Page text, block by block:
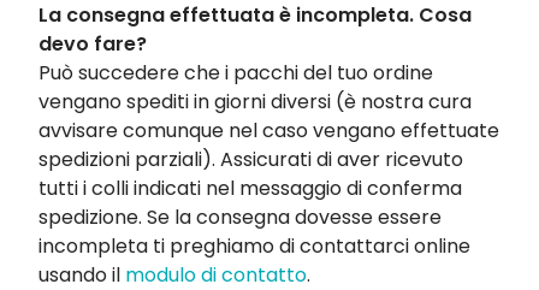
La consegna effettuata è incompleta. Cosa
devo fare?
Può succedere che i pacchi del tuo ordine
vengano spediti in giorni diversi (è nostra cura
avvisare comunque nel caso vengano effettuate
spedizioni parziali). Assicurati di aver ricevuto
tutti i colli indicati nel messaggio di conferma
spedizione. Se la consegna dovesse essere
incompleta ti preghiamo di contattarci online
usando il modulo di contatto.